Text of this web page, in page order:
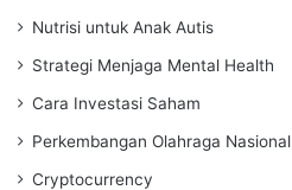
Nutrisi untuk Anak Autis
Strategi Menjaga Mental Health
Cara Investasi Saham
Perkembangan Olahraga Nasional
Cryptocurrency